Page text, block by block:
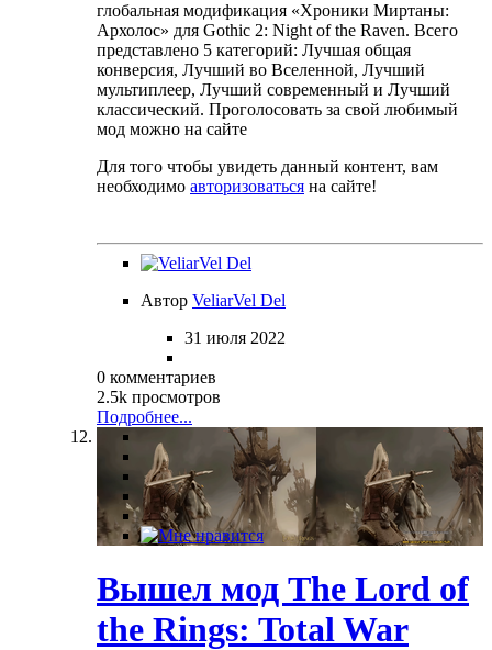
глобальная модификация «Хроники Миртаны:
Архолос» для Gothic 2: Night of the Raven. Всего
представлено 5 категорий: Лучшая общая
конверсия, Лучший во Вселенной, Лучший
мультиплеер, Лучший современный и Лучший
классический. Проголосовать за свой любимый
мод можно на сайте
Для того чтобы увидеть данный контент, вам
необходимо авторизоваться на сайте!
Автор VeliarVel Del
31 июля 2022
0 комментариев
2.5k просмотров
Подробнее...
Вышел мод The Lord of
the Rings: Total War